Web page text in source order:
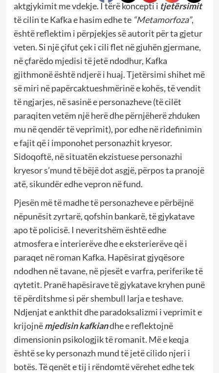
aktgjykimit me vdekje. I tërë koncepti i tjetërsimit
të cilin te Kafka e hasim edhe te “Metamorfoza”,
është reflektim i përpjekjes së autorit për ta gjetur
veten. Si një çifut çek i cili flet në gjuhën gjermane,
në çfarëdo mjedisi të jetë ndodhur, Kafka
gjithmonë është ndjerë i huaj. Tjetërsimi shihet më
së miri në papërcaktueshmërinë e kohës, të vendit
të ngjarjes, në sasinë e personazheve (të cilët
paraqiten vetëm një herë dhe përnjëherë zhduken
mu në qendër të veprimit), por edhe në ridefinimin
e fajit që i imponohet personazhit kryesor.
Sidoqoftë, në situatën ekzistuese personazhi
kryesor s’mund të bëjë dot asgjë, përpos ta pranojë
atë, sikundër edhe vepron në fund.
Pjesën më të madhe të personazheve e përbëjnë
nëpunësit zyrtarë, qofshin bankarë, të gjykatave
apo të policisë. I neveritshëm është edhe
atmosfera e interierëve dhe e eksterierëve që i
paraqet në roman Kafka. Hapësirat gjyqësore
ndodhen në tavane, në pjesët e varfra, periferike të
qytetit. Pranë hapësirave të gjykatave kryhen punë
të përditshme si për shembull larja e teshave.
Ndjenjat e ankthit dhe paradoksalizmi i veprimit e
krijojnëmjedisin kafkiandhe e reflektojnë
dimensionin psikologjik të romanit. Më e keqja
është se ky personazh mund të jetë cilido njeri i
botës. Të qenët e tij i rëndomtë vërehet edhe tek